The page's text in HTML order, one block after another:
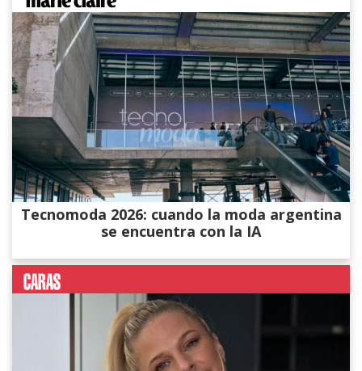
Tecnomoda 2026: cuando la moda argentina
se encuentra con la IA